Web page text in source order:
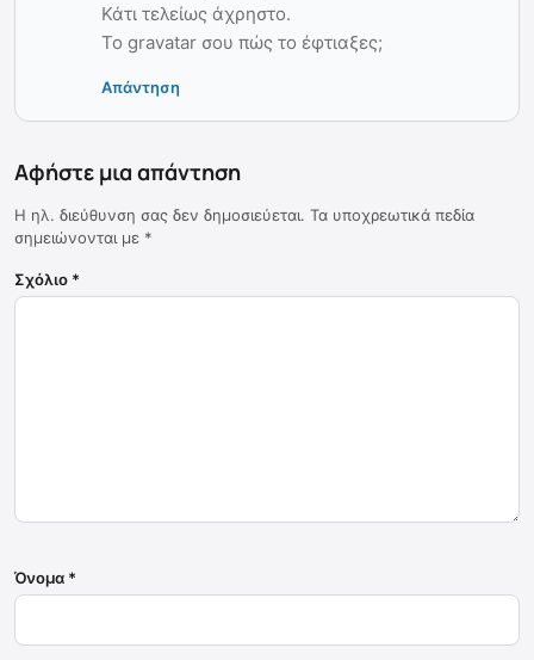
Κάτι τελείως άχρηστο.
Το gravatar σου πώς το έφτιαξες;
Απάντηση
Αφήστε μια απάντηση
Η ηλ. διεύθυνση σας δεν δημοσιεύεται. Τα υποχρεωτικά πεδία
σημειώνονται με *
Σχόλιο *
Όνομα *